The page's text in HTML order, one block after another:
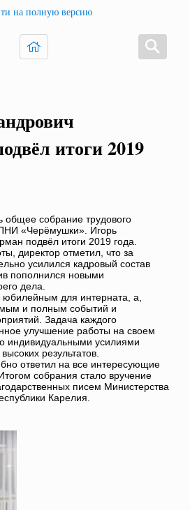
на полную версию
итоги 2019
общее собрание трудового
«Черёмушки». Игорь
подвёл итоги 2019 года.
директор отметил, что за
усилился кадровый состав
пополнился новыми
дела.
для интерната, а,
и полным событий и
Задача каждого
улучшение работы на своем
индивидуальными усилиями
результатов.
ответил на все интересующие
собрания стало вручение
писем Министерства
Карелия.